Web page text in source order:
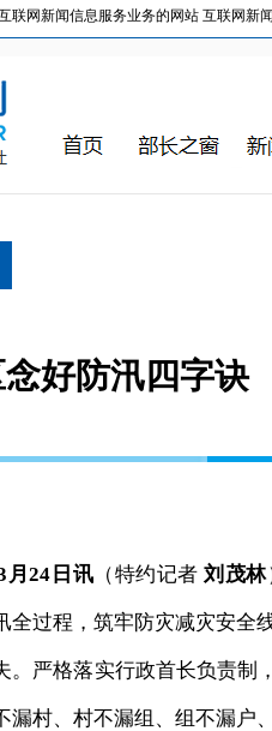
联网新闻信息服务业务的网站 互联网新
好防汛四字诀
24日讯 （特约记者刘茂林
全过程，筑牢防灾减灾安全
严格落实行政首长负责制
漏村、村不漏组、组不漏户